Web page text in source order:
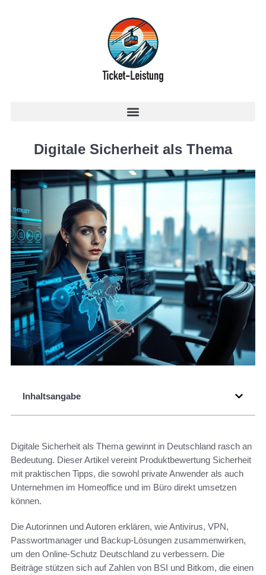
Digitale Sicherheit als Thema
Inhaltsangabe
Digitale Sicherheit als Thema gewinnt in Deutschland rasch an
Bedeutung. Dieser Artikel vereint Produktbewertung Sicherheit
mit praktischen Tipps, die sowohl private Anwender als auch
Unternehmen im Homeoffice und im Büro direkt umsetzen
können.
Die Autorinnen und Autoren erklären, wie Antivirus, VPN,
Passwortmanager und Backup-Lösungen zusammenwirken,
um den Online-Schutz Deutschland zu verbessern. Die
Beiträge stützen sich auf Zahlen von BSI und Bitkom, die einen